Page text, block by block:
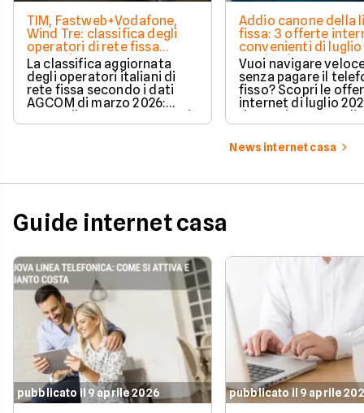
TIM, Fastweb+Vodafone,
Wind Tre: classifica degli
operatori di rete fissa
secondo AGCOM
La classifica aggiornata
degli operatori italiani di
rete fissa secondo i dati
AGCOM di marzo 2026:
quote di mercato, sorpassi
e new entry.
Addio canone della
fissa: 3 offerte
convenienti di luglio
partire da 19,95€
Vuoi navigare
senza pagare il
fisso? Scopri le
internet di luglio
risparmiare e
tariffa perfetta per
News internet casa
Guide internet casa
pubblicato il 9 aprile 2026 pubblicato il 9 aprile